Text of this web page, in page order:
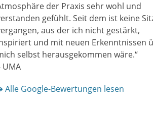
der Praxis sehr wohl und
gefühlt. Seit dem ist keine
aus der ich nicht gestärkt,
und mit neuen Erkenntnissen
selbst herausgekommen wäre.“
UMA
Alle Google-Bewertungen lesen